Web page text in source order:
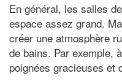
En général, les salles
espace assez grand.
créer une atmosphère
de bains. Par exemple,
poignées gracieuses et